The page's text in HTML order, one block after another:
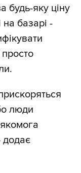
будь-яку ціну
на базарі -
люди
додає